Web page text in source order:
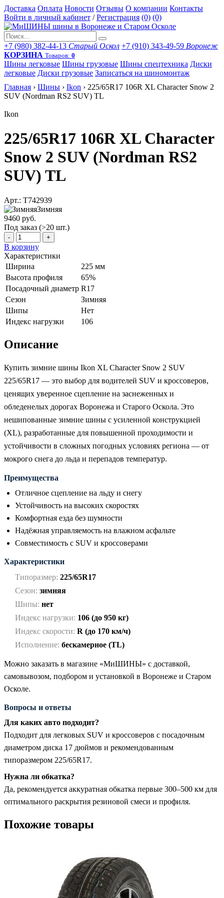
Доставка Оплата Новости Отзывы О компании Контакты
Войти в личный кабинет / Регистрация (0) (0)
+7 (980) 382-44-13 Старый Оскол +7 (910) 343-49-59 Воронеж
КОРЗИНА Товаров: 0
Шины легковые Шины грузовые Шины спецтехника Диски
легковые Диски грузовые Записаться на шиномонтаж
Главная › Шины › Ikon › 225/65R17 106R XL Character Snow 2
SUV (Nordman RS2 SUV) TL
Ikon
225/65R17 106R XL Character
Snow 2 SUV (Nordman RS2
SUV) TL
Арт.: T742939
Зимняя
9460 руб.
Под заказ (>20 шт.)
- +
В корзину
Характеристики
Ширина
225 мм
Высота профиля
65%
Посадочный диаметр R17
Сезон
Зимняя
Шипы
Нет
Индекс нагрузки
106
Описание
Купить зимние шины Ikon XL Character Snow 2 SUV
225/65R17 — это выбор для водителей SUV и кроссоверов,
ценящих уверенное сцепление на заснеженных и
обледенелых дорогах Воронежа и Старого Оскола. Это
нешипованные зимние шины с усиленной конструкцией
(XL), разработанные для повышенной проходимости и
устойчивости в сложных погодных условиях региона — от
мокрого снега до льда и перепадов температур.
Преимущества
Отличное сцепление на льду и снегу
Устойчивость на высоких скоростях
Комфортная езда без шумности
Надёжная управляемость на влажном асфальте
Совместимость с SUV и кроссоверами
Характеристики
Типоразмер: 225/65R17
Сезон: зимняя
Шипы: нет
Индекс нагрузки: 106 (до 950 кг)
Индекс скорости: R (до 170 км/ч)
Исполнение: бескамерное (TL)
Можно заказать в магазине «МиШИНЫ» с доставкой,
самовывозом, подбором и установкой в Воронеже и Старом
Осколе.
Вопросы и ответы
Для каких авто подходит?
Подходит для легковых SUV и кроссоверов с посадочным
диаметром диска 17 дюймов и рекомендованным
типоразмером 225/65R17.
Нужна ли обкатка?
Да, рекомендуется аккуратная обкатка первые 300–500 км для
оптимального раскрытия резиновой смеси и профиля.
Похожие товары